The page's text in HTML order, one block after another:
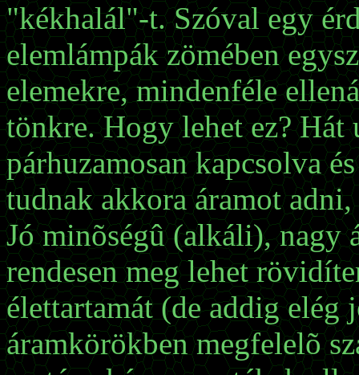
"kékhalál"-t. Szóval egy
elemlámpák zömében
elemekre, mindenféle
tönkre. Hogy lehet ez?
párhuzamosan kapcsolva
tudnak akkora áramot
Jó minõségû (alkáli), nagy
rendesen meg lehet
élettartamát (de addig
áramkörökben megfelelõ